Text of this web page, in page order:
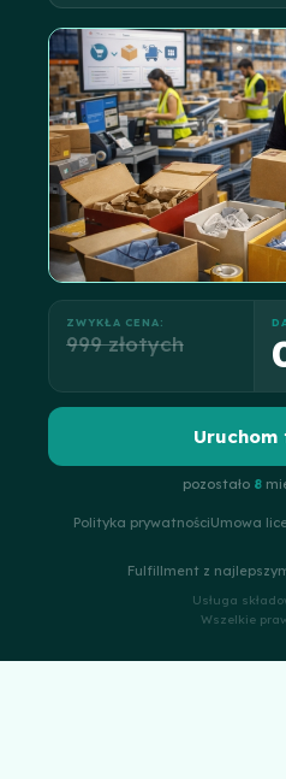
ZWYKŁA CENA:
999 złotych
pozostało 8
Polityka prywatnościUmowa
Fulfillment z
Usługa
Wszelkie